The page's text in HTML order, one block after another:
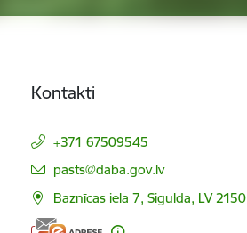
Kontakti
+371 67509545
E-pasts:
pasts@daba.gov.lv
Baznīcas iela 7, Sigulda, LV 2150